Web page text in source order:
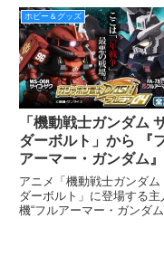
ロープセクション」が加わ
ホビー＆グッズ
「機動戦士ガンダム
ダーボルト」から 『
アーマー・ガンダム
『サイコ・ザク』 重
フィギュアセットが
アニメ「機動戦士ガンダム
ダーボルト」に登場する主
機“フルアーマー・ガンダム